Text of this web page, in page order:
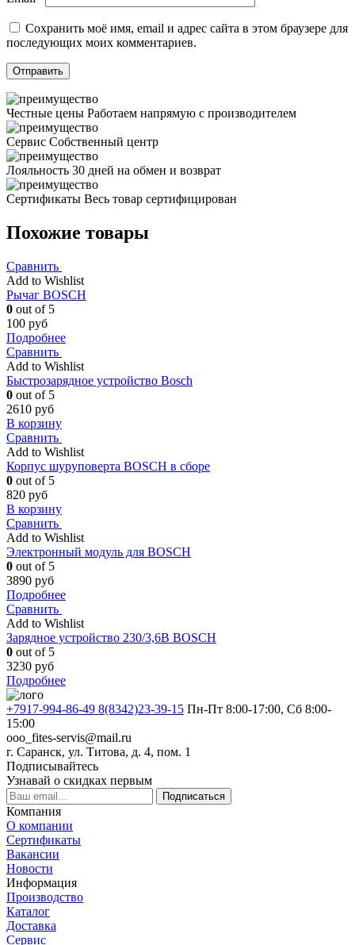
Сохранить моё имя, email и адрес сайта в этом браузере для
последующих моих комментариев.
Честные цены Работаем напрямую с производителем
Сервис Собственный центр
Лояльность 30 дней на обмен и возврат
Сертификаты Весь товар сертифицирован
Похожие товары
Сравнить
Add to Wishlist
Рычаг BOSCH
0 out of 5
100 руб
Подробнее
Сравнить
Add to Wishlist
Быстрозарядное устройство Bosch
0 out of 5
2610 руб
В корзину
Сравнить
Add to Wishlist
Корпус шуруповерта BOSCH в сборе
0 out of 5
820 руб
В корзину
Сравнить
Add to Wishlist
Электронный модуль для BOSCH
0 out of 5
3890 руб
Подробнее
Сравнить
Add to Wishlist
Зарядное устройство 230/3,6В BOSCH
0 out of 5
3230 руб
Подробнее
+7917-994-86-49 8(8342)23-39-15 Пн-Пт 8:00-17:00, Сб 8:00-
15:00
ooo_fites-servis@mail.ru
г. Саранск, ул. Титова, д. 4, пом. 1
Подписывайтесь
Узнавай о скидках первым
Подписаться
Компания
О компании
Сертификаты
Вакансии
Новости
Информация
Производство
Каталог
Доставка
Сервис